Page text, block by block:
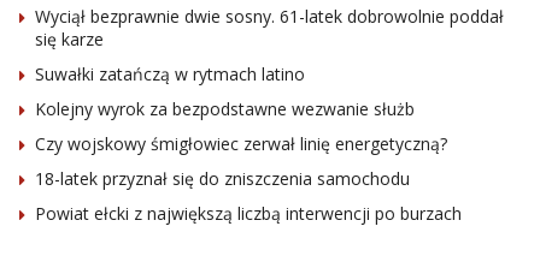
Wyciął bezprawnie dwie sosny. 61-latek dobrowolnie poddał
się karze
Suwałki zatańczą w rytmach latino
Kolejny wyrok za bezpodstawne wezwanie służb
Czy wojskowy śmigłowiec zerwał linię energetyczną?
18-latek przyznał się do zniszczenia samochodu
Powiat ełcki z największą liczbą interwencji po burzach